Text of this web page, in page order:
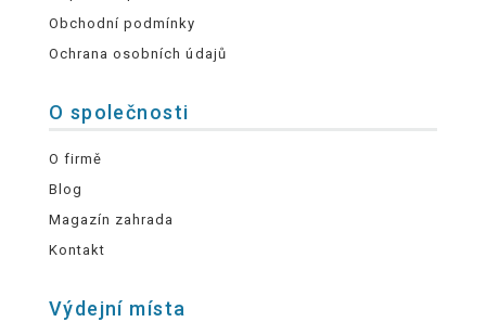
Obchodní podmínky
Ochrana osobních údajů
O společnosti
O firmě
Blog
Magazín zahrada
Kontakt
Výdejní místa